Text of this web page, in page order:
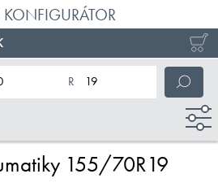
KONFIGURÁTOR
nominálny priemer pneumatiky
155/70R19